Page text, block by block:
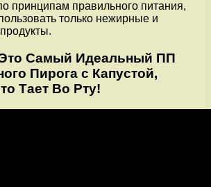
принципам правильного питания,
только нежирные и
Самый Идеальный ПП
Пирога с Капустой,
Тает Во Рту!